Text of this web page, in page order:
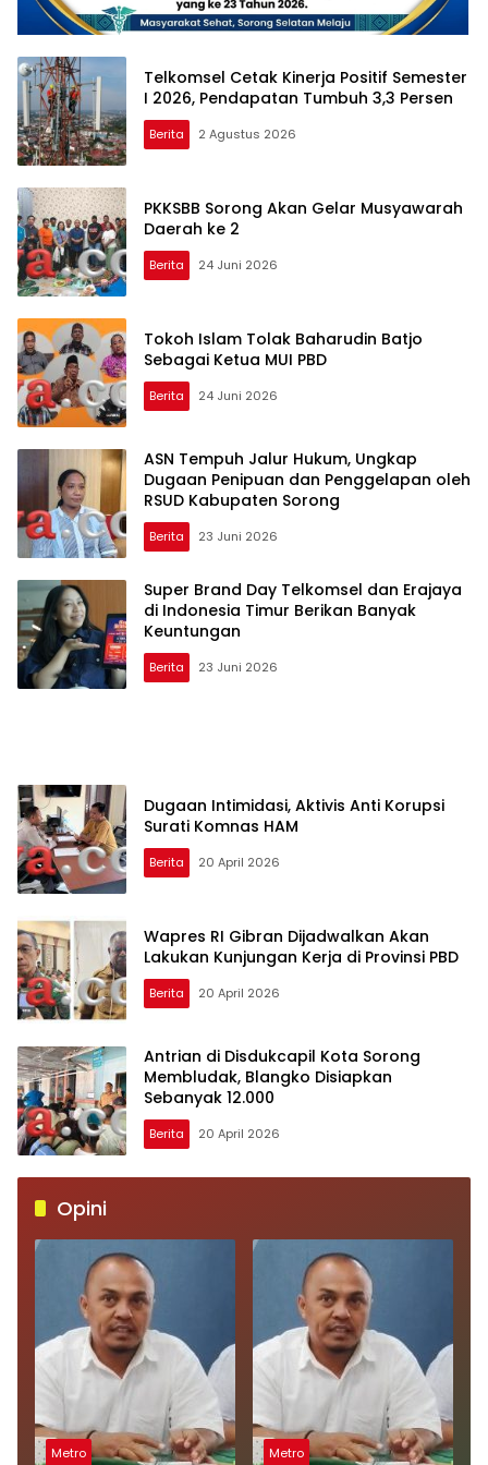
Telkomsel Cetak Kinerja Positif Semester
I 2026, Pendapatan Tumbuh 3,3 Persen
Berita 2 Agustus 2026
PKKSBB Sorong Akan Gelar Musyawarah
Daerah ke 2
Berita 24 Juni 2026
Tokoh Islam Tolak Baharudin Batjo
Sebagai Ketua MUI PBD
Berita 24 Juni 2026
ASN Tempuh Jalur Hukum, Ungkap
Dugaan Penipuan dan Penggelapan oleh
RSUD Kabupaten Sorong
Berita 23 Juni 2026
Super Brand Day Telkomsel dan Erajaya
di Indonesia Timur Berikan Banyak
Keuntungan
Berita 23 Juni 2026
Dugaan Intimidasi, Aktivis Anti Korupsi
Surati Komnas HAM
Berita 20 April 2026
Wapres RI Gibran Dijadwalkan Akan
Lakukan Kunjungan Kerja di Provinsi PBD
Berita 20 April 2026
Antrian di Disdukcapil Kota Sorong
Membludak, Blangko Disiapkan
Sebanyak 12.000
Berita 20 April 2026
Opini
Metro Metro